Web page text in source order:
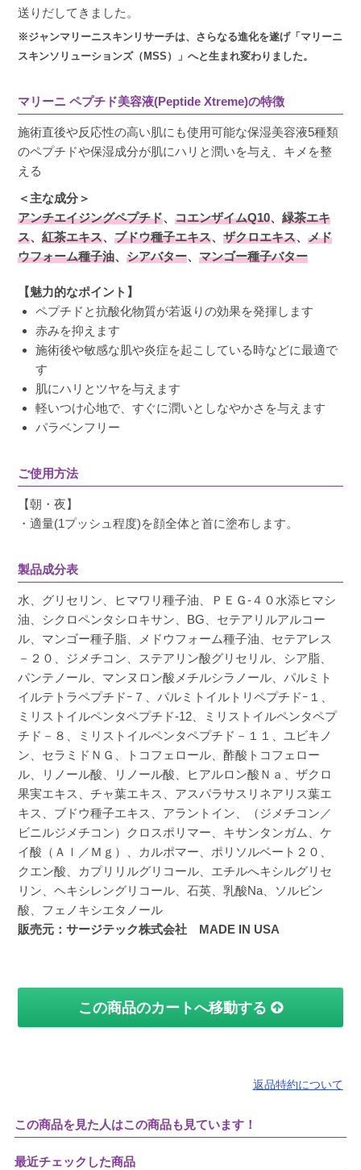
送りだしてきました。
※ジャンマリーニスキンリサーチは、さらなる進化を遂げ「マリーニ
スキンソリューションズ（MSS）」へと生まれ変わりました。
マリーニ ペプチド美容液(Peptide Xtreme)の特徴
施術直後や反応性の高い肌にも使用可能な保湿美容液5種類
のペプチドや保湿成分が肌にハリと潤いを与え、キメを整
える
＜主な成分＞
アンチエイジングペプチド、コエンザイムQ10、緑茶エキ
ス、紅茶エキス、ブドウ種子エキス、ザクロエキス、メド
ウフォーム種子油、シアバター、マンゴー種子バター
【魅力的なポイント】
ペプチドと抗酸化物質が若返りの効果を発揮します
赤みを抑えます
施術後や敏感な肌や炎症を起こしている時などに最適で
す
肌にハリとツヤを与えます
軽いつけ心地で、すぐに潤いとしなやかさを与えます
パラベンフリー
ご使用方法
【朝・夜】
・適量(1プッシュ程度)を顔全体と首に塗布します。
製品成分表
水、グリセリン、ヒマワリ種子油、ＰＥＧ-４０水添ヒマシ
油、シクロペンタシロキサン、BG、セテアリルアルコー
ル、マンゴー種子脂、メドウフォーム種子油、セテアレス
－２０、ジメチコン、ステアリン酸グリセリル、シア脂、
パンテノール、マンヌロン酸メチルシラノール、パルミト
イルテトラペプチドｰ７、パルミトイルトリペプチドｰ１、
ミリストイルペンタペプチド-12、ミリストイルペンタペプ
チド－８、ミリストイルペンタペプチド－１１、ユビキノ
ン、セラミドＮＧ、トコフェロール、酢酸トコフェロー
ル、リノール酸、リノール酸、ヒアルロン酸Ｎａ、ザクロ
果実エキス、チャ葉エキス、アスパラサスリネアリス葉エ
キス、ブドウ種子エキス、アラントイン、（ジメチコン／
ビニルジメチコン）クロスポリマー、キサンタンガム、ケ
イ酸（Ａｌ／Ｍｇ）、カルポマー、ポリソルベート２０、
クエン酸、カプリリルグリコール、エチルへキシルグリセ
リン、ヘキシレングリコール、石英、乳酸Na、ソルビン
酸、フェノキシエタノール
販売元：サージテック株式会社 MADE IN USA
この商品のカートへ移動する
返品特約について
この商品を見た人はこの商品も見ています！
最近チェックした商品